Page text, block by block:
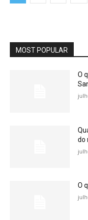
MOST POPULAR
O
do
O